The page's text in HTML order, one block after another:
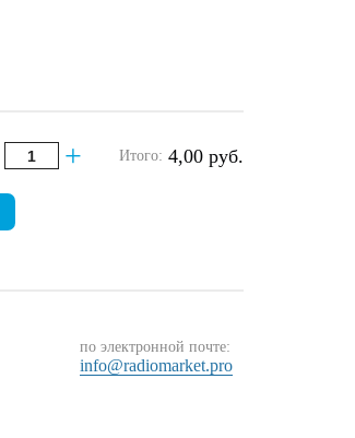
+ Итого: 4,00 руб.
по электронной почте:
info@radiomarket.pro